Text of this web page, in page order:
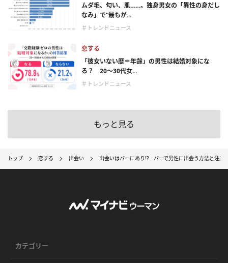
ムダ毛、匂い、肌……。独身男女の「異性の身だし
なみ」で“最もが...
＃トレンドニュース
恋する
「彼女いない歴＝年齢」の男性は結婚対象にな
る？ 20〜30代女...
＃トレンドニュース
もっと見る
トップ 恋する 出会い 出会いはバーにあり!? バーで男性に出会う方法と注意
カテゴリー